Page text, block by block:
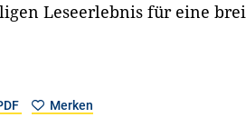
Leseerlebnis für eine
Merken